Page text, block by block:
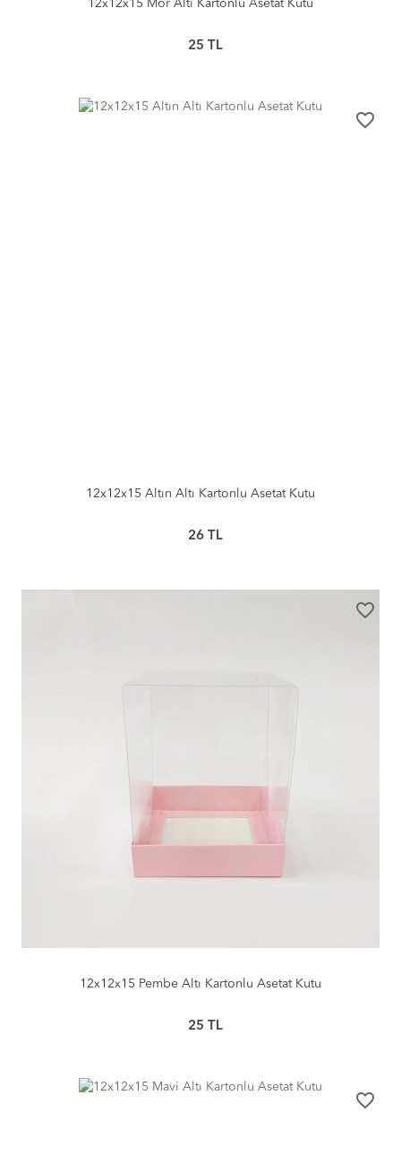
12x12x15 Mor Altı Kartonlu Asetat Kutu
25 TL
favorite_border
12x12x15 Altın Altı Kartonlu Asetat Kutu
26TL
favorite_border
12x12x15 Pembe Altı Kartonlu Asetat Kutu
25 TL
favorite_border